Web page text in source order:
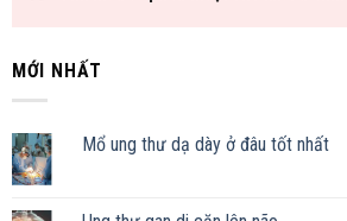
MỚI NHẤT
Mổ ung thư dạ dày ở đâu tốt nhất